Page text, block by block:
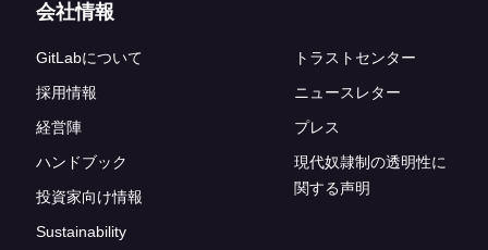
会社情報
GitLabについて
採用情報
経営陣
ハンドブック
投資家向け情報
Sustainability
トラストセンター
ニュースレター
プレス
現代奴隷制の透明性に
関する声明